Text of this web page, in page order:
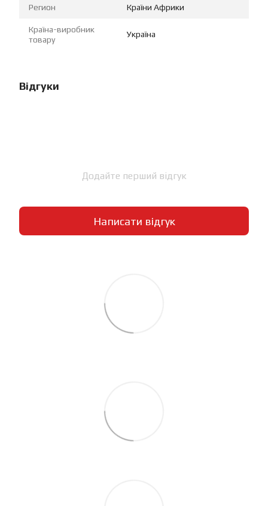
Регион Країни Африки
Країна-виробник
товару
Україна
Відгуки
Додайте перший відгук
Написати відгук